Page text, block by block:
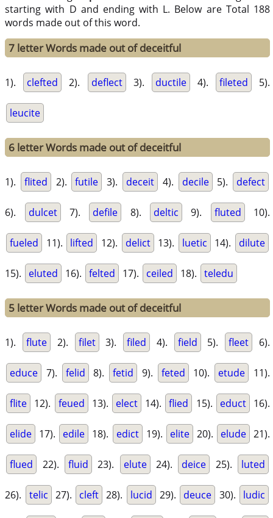
starting with D and ending with L. Below are Total 188
words made out of this word.
7 letter Words made out of deceitful
1). clefted 2). deflect 3). ductile 4). fileted 5).
leucite
6 letter Words made out of deceitful
1). flited 2). futile 3). deceit 4). decile 5). defect
6). dulcet 7). defile 8). deltic 9). fluted 10).
fueled 11). lifted 12). delict 13). luetic 14). dilute
15). eluted 16). felted 17). ceiled 18). teledu
5 letter Words made out of deceitful
1). flute 2). filet 3). filed 4). field 5). fleet 6).
educe 7). felid 8). fetid 9). feted 10). etude 11).
flite 12). feued 13). elect 14). flied 15). educt 16).
elide 17). edile 18). edict 19). elite 20). elude 21).
flued 22). fluid 23). elute 24). deice 25). luted
26). telic 27). cleft 28). lucid 29). deuce 30). ludic